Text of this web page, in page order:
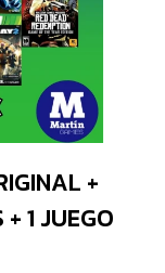
+
1 JUEGO